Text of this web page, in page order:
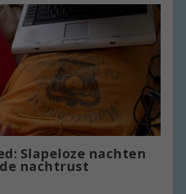
Slapeloze nachten
nachtrust